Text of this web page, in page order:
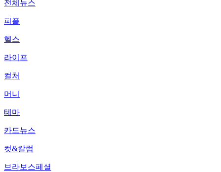
전체뉴스
피플
헬스
라이프
컬처
머니
테마
카드뉴스
컷&칼럼
브라보스페셜